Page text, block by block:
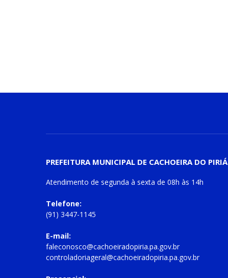
PREFEITURA MUNICIPAL DE CACHOEIRA DO PIRIÁ
Atendimento de segunda à sexta de 08h às 14h
Telefone:
(91) 3447-1145
E-mail:
faleconosco@cachoeiradopiria.pa.gov.br
controladoriageral@cachoeiradopiria.pa.gov.br